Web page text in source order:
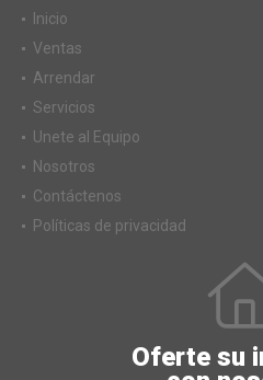
Inicio
Ventas
Arrendar
Servicios
Unete al Equipo
Nosotros
Contáctenos
Políticas de privacidad
Oferte su